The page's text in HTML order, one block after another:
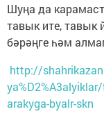
Шуңа да
тавык ите,
бәрәңге һәм
http://
arakyga-byalr-skn